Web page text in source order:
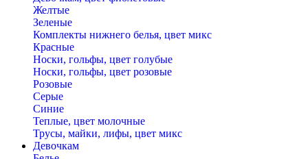
Желтые
Зеленые
Комплекты нижнего белья, цвет микс
Красные
Носки, гольфы, цвет голубые
Носки, гольфы, цвет розовые
Розовые
Серые
Синие
Теплые, цвет молочные
Трусы, майки, лифы, цвет микс
Девочкам